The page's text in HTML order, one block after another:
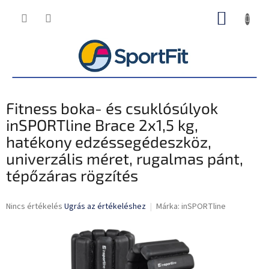
KOSÁR
Fitness boka- és csuklósúlyok
inSPORTline Brace 2x1,5 kg,
hatékony edzéssegédeszköz,
univerzális méret, rugalmas pánt,
tépőzáras rögzítés
A
Nincs értékelés Ugrás az értékeléshez Márka: inSPORTline